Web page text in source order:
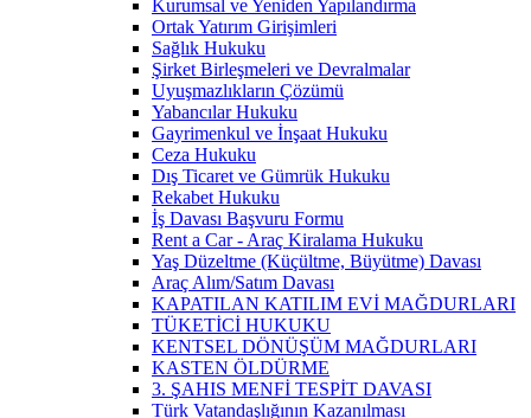
Kurumsal ve Yeniden Yapılandırma
Ortak Yatırım Girişimleri
Sağlık Hukuku
Şirket Birleşmeleri ve Devralmalar
Uyuşmazlıkların Çözümü
Yabancılar Hukuku
Gayrimenkul ve İnşaat Hukuku
Ceza Hukuku
Dış Ticaret ve Gümrük Hukuku
Rekabet Hukuku
İş Davası Başvuru Formu
Rent a Car - Araç Kiralama Hukuku
Yaş Düzeltme (Küçültme, Büyütme) Davası
Araç Alım/Satım Davası
KAPATILAN KATILIM EVİ MAĞDURLARI
TÜKETİCİ HUKUKU
KENTSEL DÖNÜŞÜM MAĞDURLARI
KASTEN ÖLDÜRME
3. ŞAHIS MENFİ TESPİT DAVASI
Türk Vatandaşlığının Kazanılması